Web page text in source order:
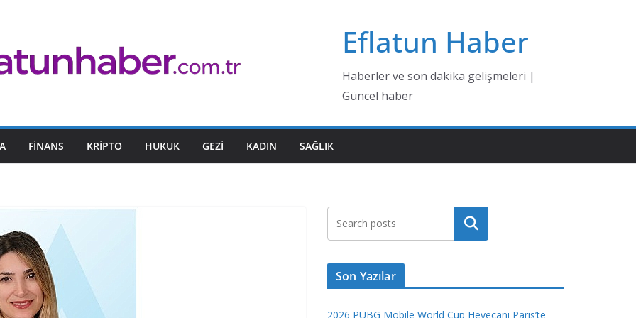
Eflatun Haber
Haberler ve son dakika gelişmeleri |
Güncel haber
FINANS KRIPTO HUKUK GEZI KADIN SAĞLIK
Ara
Son Yazılar
2026 PUBG Mobile World Cup Heyecanı Paris’te